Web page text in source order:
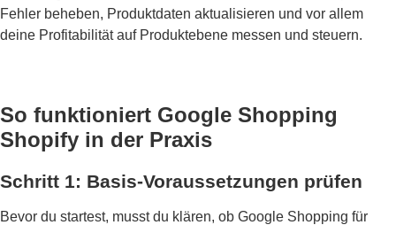
Fehler beheben, Produktdaten aktualisieren und vor allem
deine Profitabilität auf Produktebene messen und steuern.
So funktioniert Google Shopping
Shopify in der Praxis
Schritt 1: Basis-Voraussetzungen prüfen
Bevor du startest, musst du klären, ob Google Shopping für